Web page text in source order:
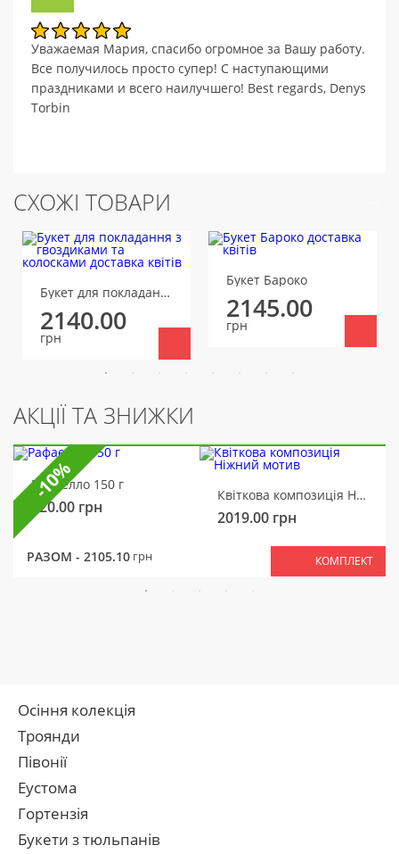
Уважаемая Мария, спасибо огромное за Вашу работу.
Все получилось просто супер! С наступающими
праздниками и всего наилучшего! Best regards, Denys
Torbin
СХОЖІ ТОВАРИ
Букет для покладання з гвоздиками та колосками
2140.00
грн
Букет Бароко
2145.00
грн
АКЦІЇ ТА ЗНИЖКИ
Рафаелло 150 г
320.00 грн
Квіткова композиція Ніжний мотив
2019.00 грн
РАЗОМ - 2105.10 грн КОМПЛЕКТ
-10%
Осіння колекція
Троянди
Півонії
Еустома
Гортензія
Букети з тюльпанів